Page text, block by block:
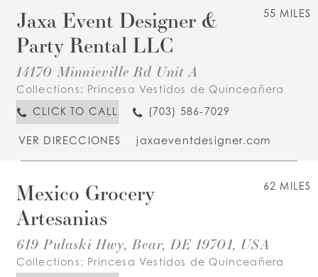
55 MILES
Jaxa Event Designer &
Party Rental LLC
14170 Minnieville Rd Unit A
Collections: Princesa Vestidos de Quinceañera
CLICK TO CALL
(703) 586-7029
VER DIRECCIONES jaxaeventdesigner.com
62 MILES
Mexico Grocery
Artesanias
619 Pulaski Hwy, Bear, DE 19701, USA
Collections: Princesa Vestidos de Quinceañera